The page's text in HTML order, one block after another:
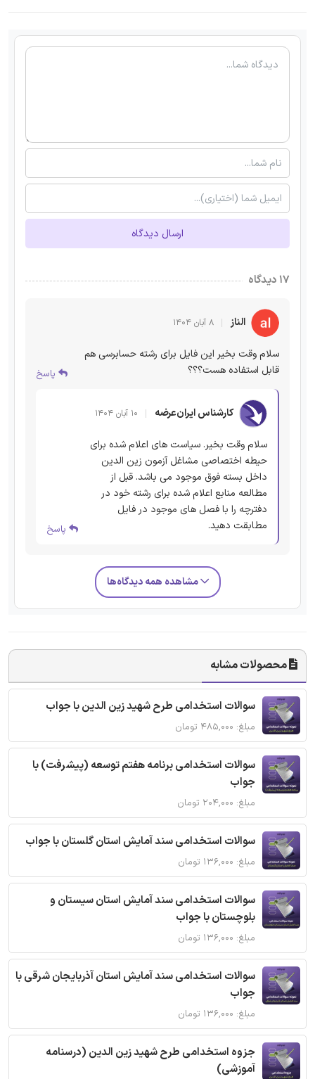
ارسال دیدگاه
۱۷ دیدگاه
الناز ۸ آبان ۱۴۰۴
سلام وقت بخیر این فایل برای رشته حسابرسی هم
قابل استفاده هست؟؟؟
پاسخ
کارشناس ایران‌عرضه ۱۰ آبان ۱۴۰۴
سلام وقت بخیر. سیاست های اعلام شده برای
حیطه اختصاصی مشاغل آزمون زین الدین
داخل بسته فوق موجود می باشد. قبل از
مطالعه منابع اعلام شده برای رشته خود در
دفترچه را با فصل های موجود در فایل
مطابقت دهید.
پاسخ
مشاهده همه دیدگاه‌ها
محصولات مشابه
سوالات استخدامی طرح شهید زین الدین با جواب
مبلغ: ۴۸۵,۰۰۰ تومان
سوالات استخدامی برنامه هفتم توسعه (پیشرفت) با
جواب
مبلغ: ۲۰۴,۰۰۰ تومان
سوالات استخدامی سند آمایش استان گلستان با جواب
مبلغ: ۱۳۶,۰۰۰ تومان
سوالات استخدامی سند آمایش استان سیستان و
بلوچستان با جواب
مبلغ: ۱۳۶,۰۰۰ تومان
سوالات استخدامی سند آمایش استان آذربایجان شرقی با
جواب
مبلغ: ۱۳۶,۰۰۰ تومان
جزوه استخدامی طرح شهید زین الدین (درسنامه
آموزشی)